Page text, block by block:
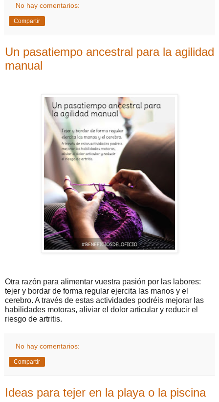
No hay comentarios:
Compartir
Un pasatiempo ancestral para la agilidad
manual
Otra razón para alimentar vuestra pasión por las labores:
tejer y bordar de forma regular ejercita las manos y el
cerebro. A través de estas actividades podréis mejorar las
habilidades motoras, aliviar el dolor articular y reducir el
riesgo de artritis.
No hay comentarios:
Compartir
Ideas para tejer en la playa o la piscina